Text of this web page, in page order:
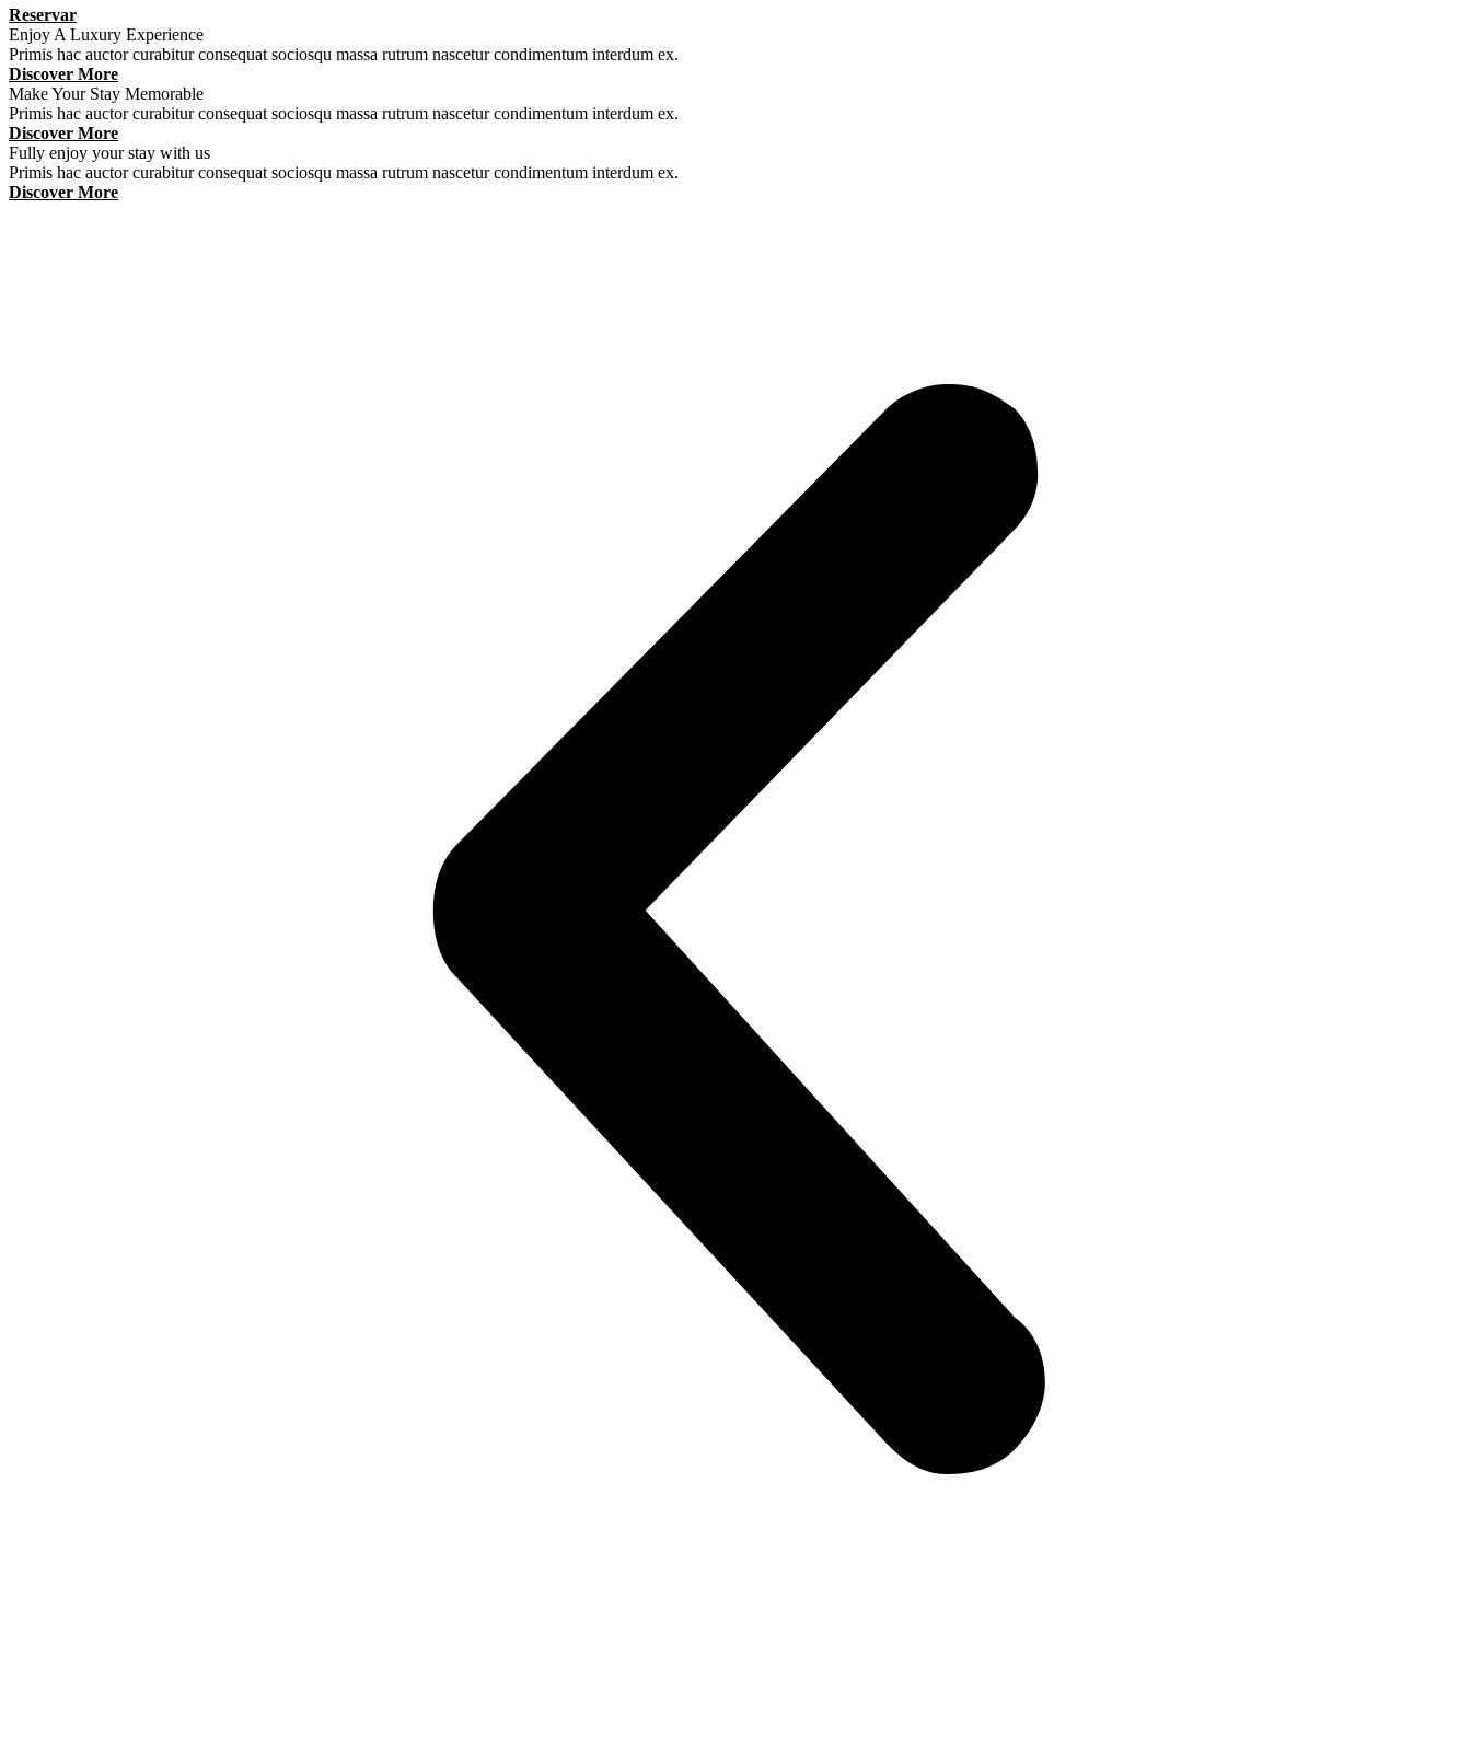
Reservar
Enjoy A Luxury Experience
Primis hac auctor curabitur consequat sociosqu massa rutrum nascetur condimentum interdum ex.
Discover More
Make Your Stay Memorable
Primis hac auctor curabitur consequat sociosqu massa rutrum nascetur condimentum interdum ex.
Discover More
Fully enjoy your stay with us
Primis hac auctor curabitur consequat sociosqu massa rutrum nascetur condimentum interdum ex.
Discover More